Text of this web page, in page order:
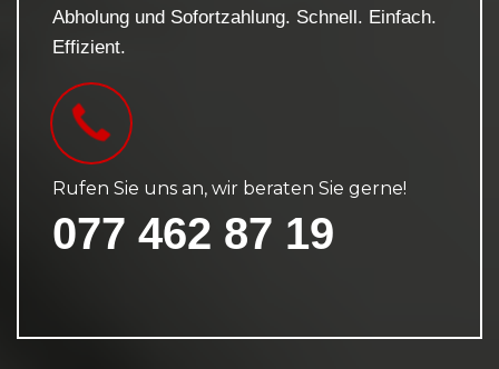
Abholung und Sofortzahlung. Schnell. Einfach.
Effizient.
Rufen Sie uns an, wir beraten Sie gerne!
077 462 87 19